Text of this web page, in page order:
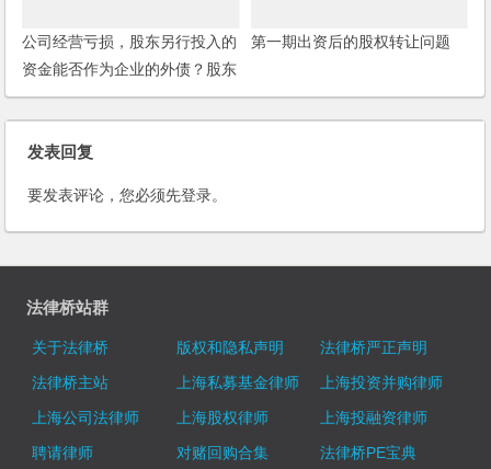
公司经营亏损，股东另行投入的
资金能否作为企业的外债？股东
是否享有债权人的权利？
第一期出资后的股权转让问题
发表回复
要发表评论，您必须先登录。
法律桥站群
关于法律桥 版权和隐私声明
法律桥严正声明
法律桥主站
上海私募基金律师
上海投资并购律师
上海公司法律师
上海股权律师
上海投融资律师
聘请律师
对赌回购合集
法律桥PE宝典